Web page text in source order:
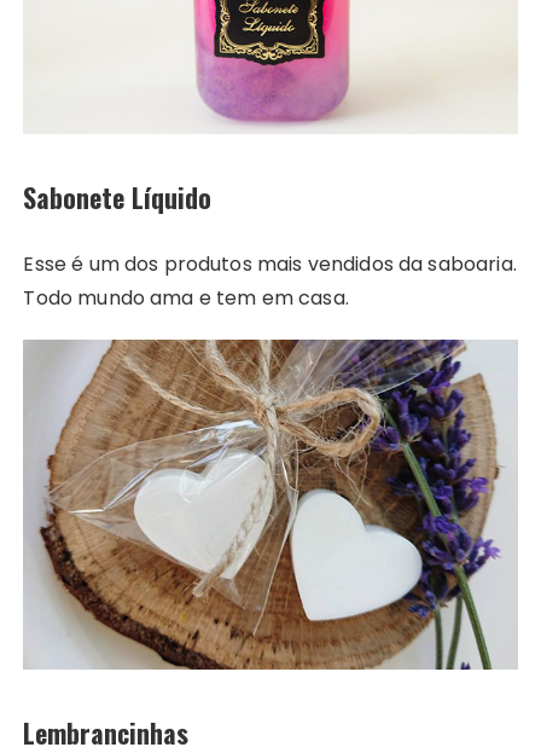
Sabonete Líquido
Esse é um dos produtos mais vendidos da saboaria.
Todo mundo ama e tem em casa.
Lembrancinhas